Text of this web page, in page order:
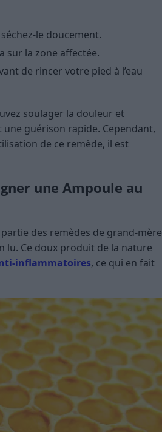
le doucement.
sur la zone affectée.
de rincer votre pied à l’eau
soulager la douleur et
guérison rapide. Cependant,
de ce remède, il est
une Ampoule au
des remèdes de grand-mère
lu. Ce doux produit de la nature
inflammatoires, ce qui en fait